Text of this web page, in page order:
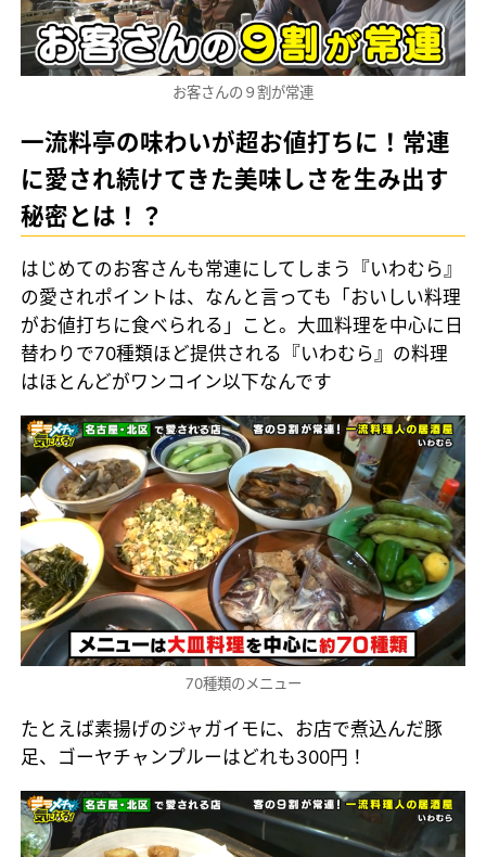
お客さんの９割が常連
一流料亭の味わいが超お値打ちに！常連
に愛され続けてきた美味しさを生み出す
秘密とは！？
はじめてのお客さんも常連にしてしまう『いわむら』
の愛されポイントは、なんと言っても「おいしい料理
がお値打ちに食べられる」こと。大皿料理を中心に日
替わりで70種類ほど提供される『いわむら』の料理
はほとんどがワンコイン以下なんです
70種類のメニュー
たとえば素揚げのジャガイモに、お店で煮込んだ豚
足、ゴーヤチャンプルーはどれも300円！